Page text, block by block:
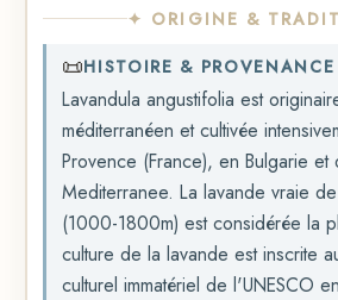
✦ ORIGINE &
📜HISTOIRE & PROVENANCE
Lavandula angustifolia est
méditerranéen et cultivée
Provence (France), en Bulgarie et
Mediterranee. La lavande vraie
(1000-1800m) est considérée la
culture de la lavande est inscrite
culturel immatériel de l'UNESCO